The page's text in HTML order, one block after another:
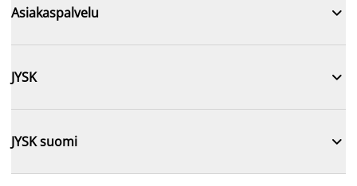
Asiakaspalvelu 
JYSK 
JYSK suomi 